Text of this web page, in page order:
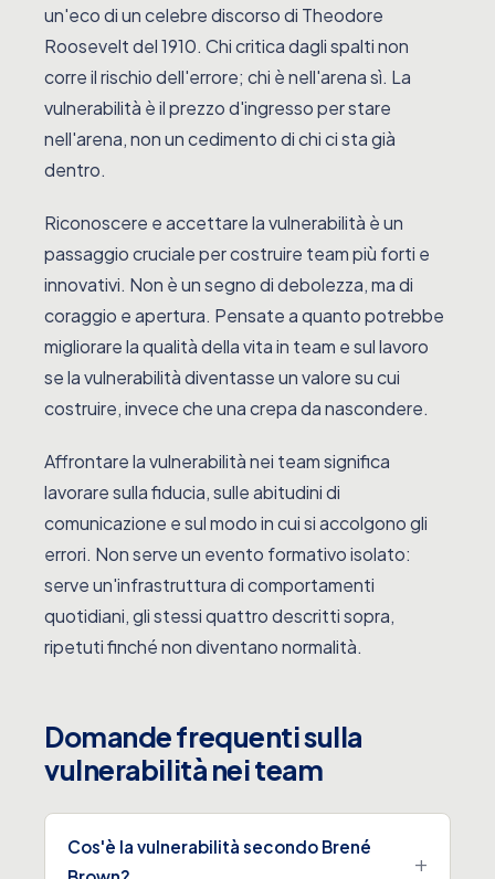
un'eco di un celebre discorso di Theodore
Roosevelt del 1910. Chi critica dagli spalti non
corre il rischio dell'errore; chi è nell'arena sì. La
vulnerabilità è il prezzo d'ingresso per stare
nell'arena, non un cedimento di chi ci sta già
dentro.
Riconoscere e accettare la vulnerabilità è un
passaggio cruciale per costruire team più forti e
innovativi. Non è un segno di debolezza, ma di
coraggio e apertura. Pensate a quanto potrebbe
migliorare la qualità della vita in team e sul lavoro
se la vulnerabilità diventasse un valore su cui
costruire, invece che una crepa da nascondere.
Affrontare la vulnerabilità nei team significa
lavorare sulla fiducia, sulle abitudini di
comunicazione e sul modo in cui si accolgono gli
errori. Non serve un evento formativo isolato:
serve un'infrastruttura di comportamenti
quotidiani, gli stessi quattro descritti sopra,
ripetuti finché non diventano normalità.
Domande frequenti sulla
vulnerabilità nei team
Cos'è la vulnerabilità secondo Brené